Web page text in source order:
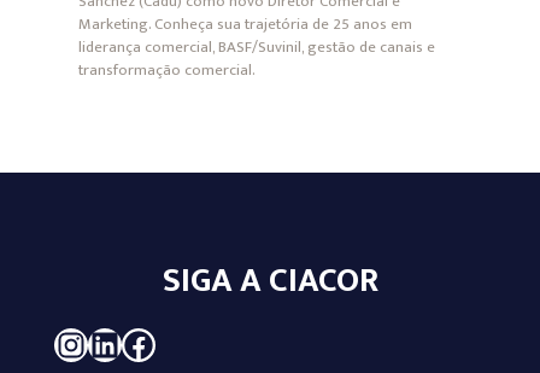
Marketing. Conheça sua trajetória de 25 anos em
liderança comercial, BASF/Suvinil, gestão de canais e
transformação comercial.
SIGA A CIACOR
Instagram
LinkedIn
Facebook